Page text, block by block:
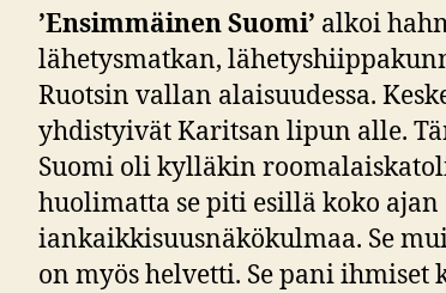
’Ensimmäinen Suomi’ alkoi
lähetysmatkan,
Ruotsin vallan alaisuudessa.
yhdistyivät Karitsan lipun alle.
Suomi oli kylläkin
huolimatta se piti esillä koko ajan
iankaikkisuusnäkökulmaa. Se
on myös helvetti. Se pani ihmiset